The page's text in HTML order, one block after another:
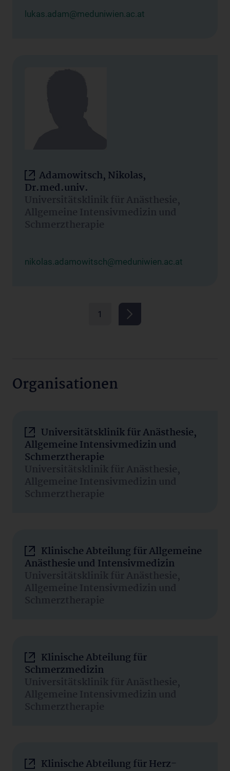
lukas.adam@meduniwien.ac.at
Adamowitsch, Nikolas,
Dr.med.univ.
Universitätsklinik für Anästhesie,
Allgemeine Intensivmedizin und
Schmerztherapie
nikolas.adamowitsch@meduniwien.ac.at
1
Organisationen
Universitätsklinik für Anästhesie,
Allgemeine Intensivmedizin und
Schmerztherapie
Universitätsklinik für Anästhesie,
Allgemeine Intensivmedizin und
Schmerztherapie
Klinische Abteilung für Allgemeine
Anästhesie und Intensivmedizin
Universitätsklinik für Anästhesie,
Allgemeine Intensivmedizin und
Schmerztherapie
Klinische Abteilung für
Schmerzmedizin
Universitätsklinik für Anästhesie,
Allgemeine Intensivmedizin und
Schmerztherapie
Klinische Abteilung für Herz-